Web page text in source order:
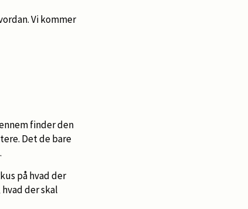
Vi kommer
finder den
Det de bare
på hvad der
der skal